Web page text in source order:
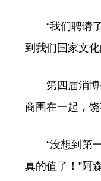
“我们聘请了
到我们国家文
第四届消博会
商围在一起，
“没想到第一
真的值了！”阿